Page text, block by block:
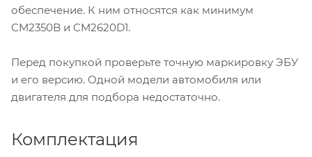
обеспечение. К ним относятся как минимум
CM2350B и CM2620D1.
Перед покупкой проверьте точную маркировку ЭБУ
и его версию. Одной модели автомобиля или
двигателя для подбора недостаточно.
Комплектация